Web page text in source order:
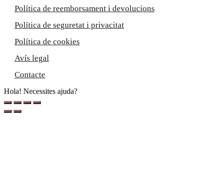
Política de reemborsament i devolucions
Política de seguretat i privacitat
Política de cookies
Avís legal
Contacte
Hola! Necessites ajuda?